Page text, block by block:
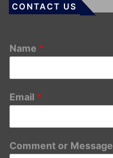
CONTACT US
Name *
Email *
Comment or Message